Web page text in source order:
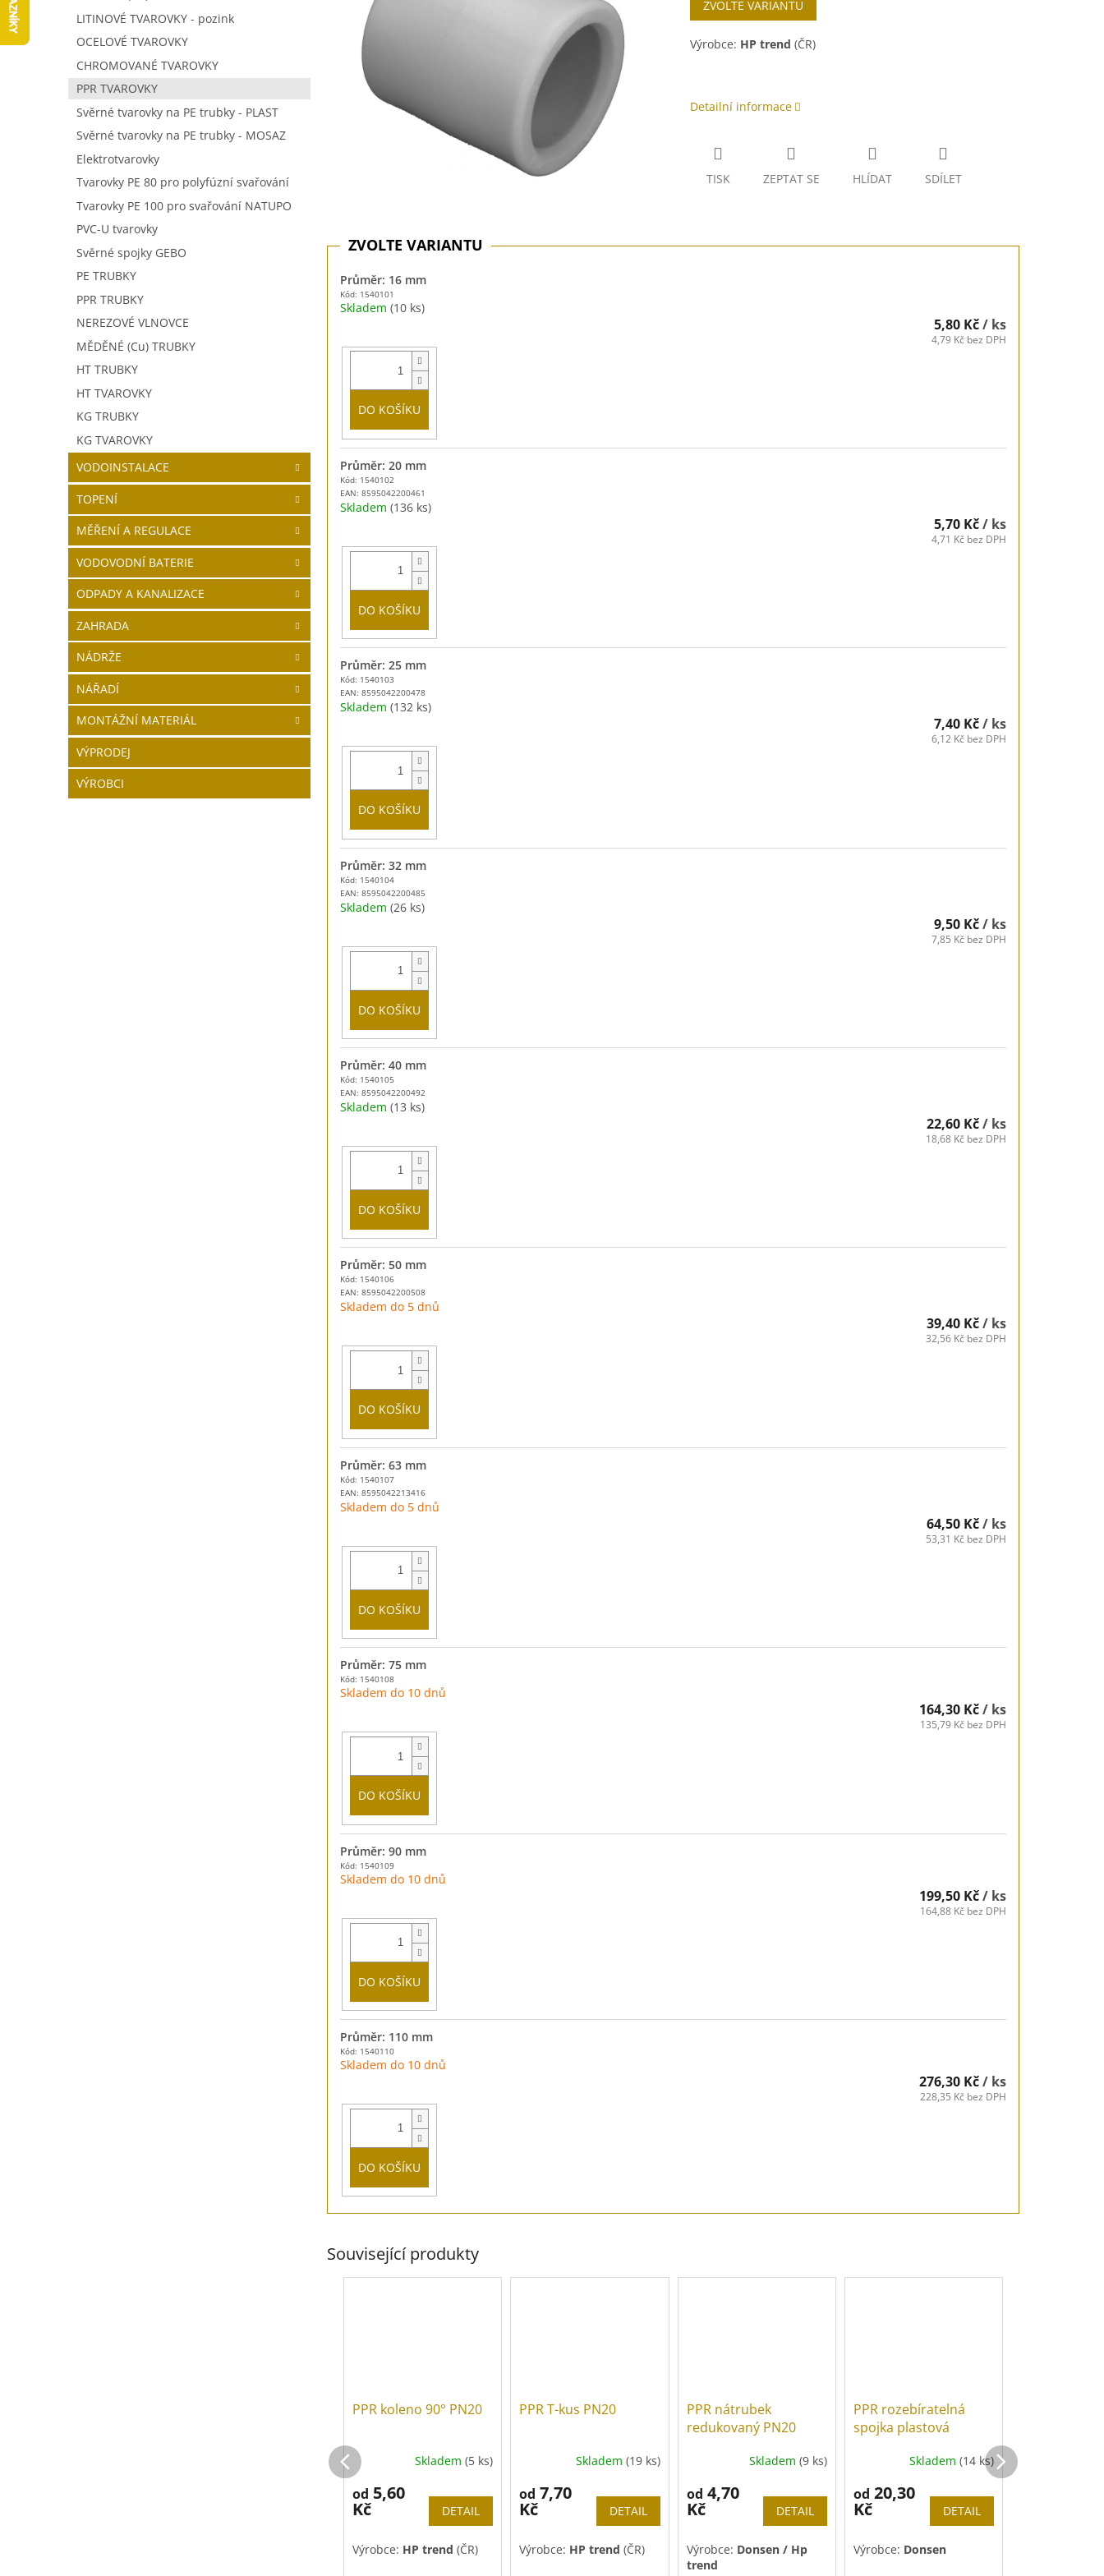
e
l
LITINOVÉ TVAROVKY - pozink
OCELOVÉ TVAROVKY
CHROMOVANÉ TVAROVKY
PPR TVAROVKY
Svěrné tvarovky na PE trubky - PLAST
Svěrné tvarovky na PE trubky - MOSAZ
Elektrotvarovky
Tvarovky PE 80 pro polyfúzní svařování
Tvarovky PE 100 pro svařování NATUPO
PVC-U tvarovky
Svěrné spojky GEBO
PE TRUBKY
PPR TRUBKY
NEREZOVÉ VLNOVCE
MĚDĚNÉ (Cu) TRUBKY
HT TRUBKY
HT TVAROVKY
KG TRUBKY
KG TVAROVKY
VODOINSTALACE
TOPENÍ
MĚŘENÍ A REGULACE
VODOVODNÍ BATERIE
ODPADY A KANALIZACE
ZAHRADA
NÁDRŽE
NÁŘADÍ
MONTÁŽNÍ MATERIÁL
VÝPRODEJ
VÝROBCI
hvězdiček.
cena:
ZVOLTE VARIANTU
Výrobce: HP trend (ČR)
Detailní informace
TISK ZEPTAT SE HLÍDAT SDÍLET
Kód: 1540101
Průměr: 16 mm
Skladem (10 ks)
5,80 Kč/ ks
4,79 Kč bez DPH
DO KOŠÍKU
Kód: 1540102
EAN: 8595042200461
Průměr: 20 mm
Skladem (136 ks)
5,70 Kč/ ks
4,71 Kč bez DPH
DO KOŠÍKU
Kód: 1540103
EAN: 8595042200478
Průměr: 25 mm
Skladem (132 ks)
7,40 Kč/ ks
6,12 Kč bez DPH
DO KOŠÍKU
Kód: 1540104
EAN: 8595042200485
Průměr: 32 mm
Skladem (26 ks)
9,50 Kč/ ks
7,85 Kč bez DPH
DO KOŠÍKU
Kód: 1540105
EAN: 8595042200492
Průměr: 40 mm
Skladem (13 ks)
22,60 Kč/ ks
18,68 Kč bez DPH
DO KOŠÍKU
Kód: 1540106
EAN: 8595042200508
Průměr: 50 mm
Skladem do 5 dnů
39,40 Kč/ ks
32,56 Kč bez DPH
DO KOŠÍKU
Kód: 1540107
EAN: 8595042213416
Průměr: 63 mm
Skladem do 5 dnů
64,50 Kč/ ks
53,31 Kč bez DPH
DO KOŠÍKU
Kód: 1540108
Průměr: 75 mm
Skladem do 10 dnů
164,30 Kč/ ks
135,79 Kč bez DPH
DO KOŠÍKU
Kód: 1540109
Průměr: 90 mm
Skladem do 10 dnů
199,50 Kč/ ks
164,88 Kč bez DPH
DO KOŠÍKU
Kód: 1540110
Průměr: 110 mm
Skladem do 10 dnů
276,30 Kč/ ks
228,35 Kč bez DPH
DO KOŠÍKU
Související produkty
PPR koleno 90° PN20
Skladem(5 ks)
od 5,60
Kč DETAIL
Výrobce: HP trend (ČR)
PPR T-kus PN20
Skladem (19 ks)
od 7,70
Kč DETAIL
Výrobce: HP trend(ČR)
PPR nátrubek
redukovaný PN20
Skladem (9 ks)
od 4,70
Kč DETAIL
Výrobce: Donsen / Hp
trend
PPR rozebíratelná
spojka plastová
Skladem (14 ks)
od 20,30
Kč DETAIL
Výrobce: Donsen